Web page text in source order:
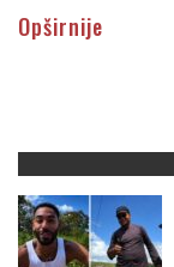
Opširnije